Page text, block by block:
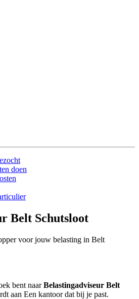
doen
Belt Schutsloot
voor jouw belasting in Belt
bent naarBelastingadviseur Belt
aan Een kantoor dat bij je past.